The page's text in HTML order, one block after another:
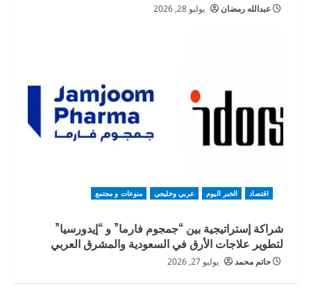
عبدالله رمضان يوليو 28, 2026
اقتصاد الخبر اليوم عربي وخليجي منوعات و مجتمع
شراكة إستراتيجية بين “جمجوم فارما” و “إيدورسيا”
لتطوير علاجات الأرق في السعودية والمشرق العربي
حاتم محمد يوليو 27, 2026